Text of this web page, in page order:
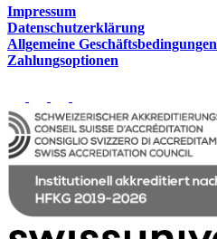
Impressum
Datenschutzerklärung
Allgemeine Geschäftsbedingungen
Zahlungsoptionen